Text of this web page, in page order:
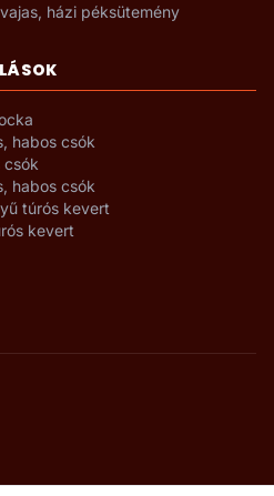
házi péksütemény
habos csók
csók
habos csók
túrós kevert
kevert